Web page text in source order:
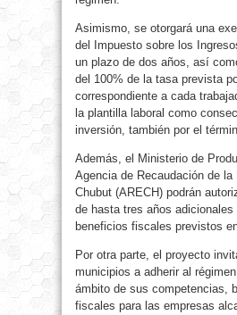
Asimismo, se otorgará una
del Impuesto sobre los
un plazo de dos años, así
del 100% de la tasa prevista
correspondiente a cada
la plantilla laboral como
inversión, también por el
Además, el Ministerio de
Agencia de Recaudación de la
Chubut (ARECH) podrán
de hasta tres años adicionales
beneficios fiscales previstos
Por otra parte, el proyecto
municipios a adherir al
ámbito de sus competencias,
fiscales para las empresas